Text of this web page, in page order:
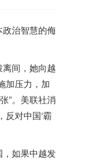
政治智慧的侮
离间，她向越
加压力，加
”。美联社消
反对中国‘霸
，如果中越发